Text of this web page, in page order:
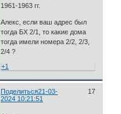
1961-1963 гг.
Алекс, если ваш адрес был
тогда БХ 2/1, то какие дома
тогда имели номера 2/2, 2/3,
2/4 ?
+1
Поделиться 17
21-03-
2024 10:21:51